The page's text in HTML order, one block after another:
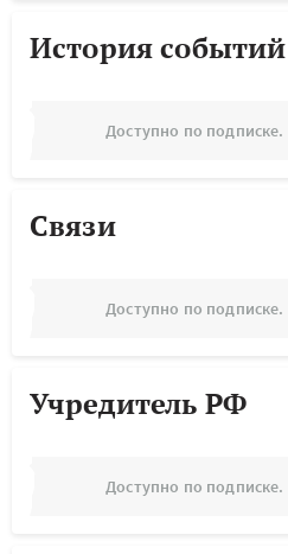
История событий
Доступно по подписке.
Связи
Доступно по подписке.
Учредитель РФ
Доступно по подписке.